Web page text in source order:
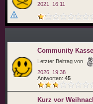
2021, 16:11
Community Kasse
Letzter Beitrag von
2026, 19:38
Antworten: 45
Kurz vor